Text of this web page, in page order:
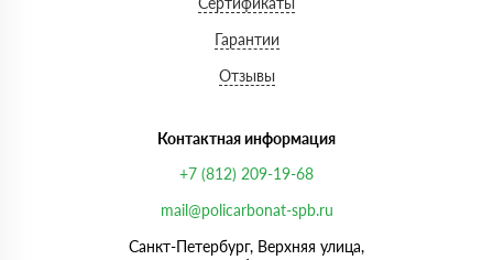
Гарантии
Отзывы
Контактная информация
+7 (812) 209-19-68
mail@policarbonat-spb.ru
Санкт-Петербург, Верхняя улица,